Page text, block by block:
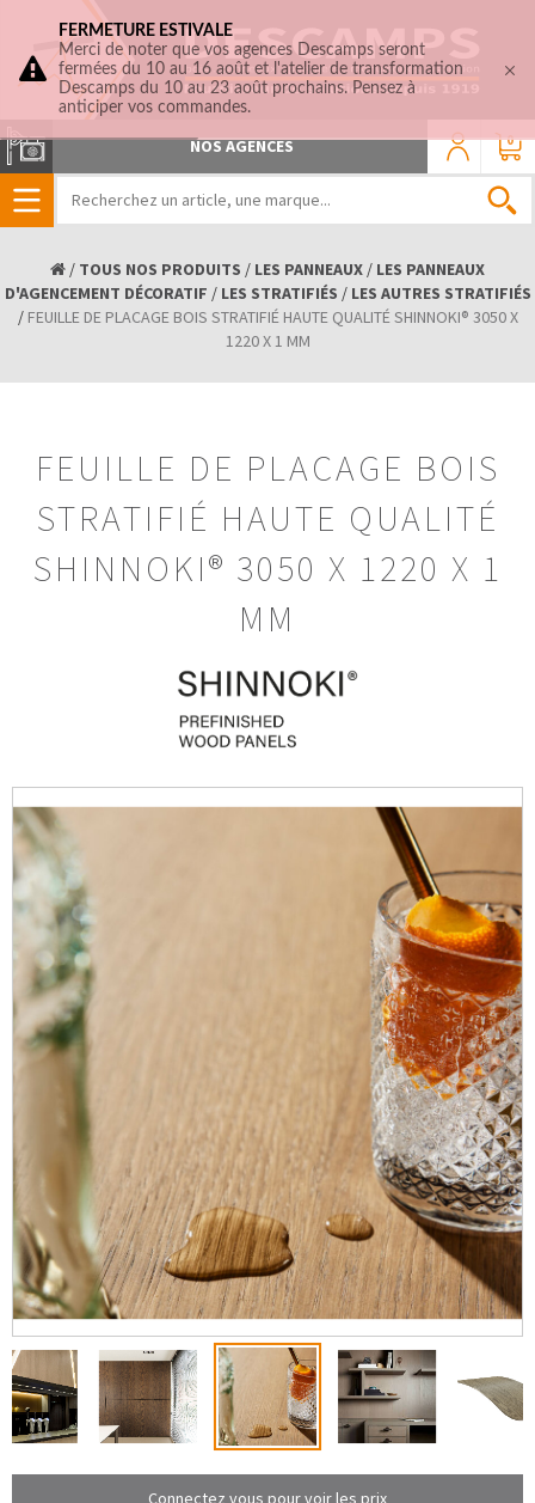
0
NOS AGENCES
/ TOUS NOS PRODUITS / LES PANNEAUX / LES PANNEAUX
D'AGENCEMENT DÉCORATIF / LES STRATIFIÉS / LES AUTRES STRATIFIÉS
/ FEUILLE DE PLACAGE BOIS STRATIFIÉ HAUTE QUALITÉ SHINNOKI® 3050 X
1220 X 1 MM
FEUILLE DE PLACAGE BOIS
STRATIFIÉ HAUTE QUALITÉ
SHINNOKI® 3050 X 1220 X 1
MM
Connectez vous pour voir les prix
FERMETURE ESTIVALE
Merci de noter que vos agences Descamps seront
fermées du 10 au 16 août et l'atelier de transformation
Descamps du 10 au 23 août prochains. Pensez à
anticiper vos commandes.